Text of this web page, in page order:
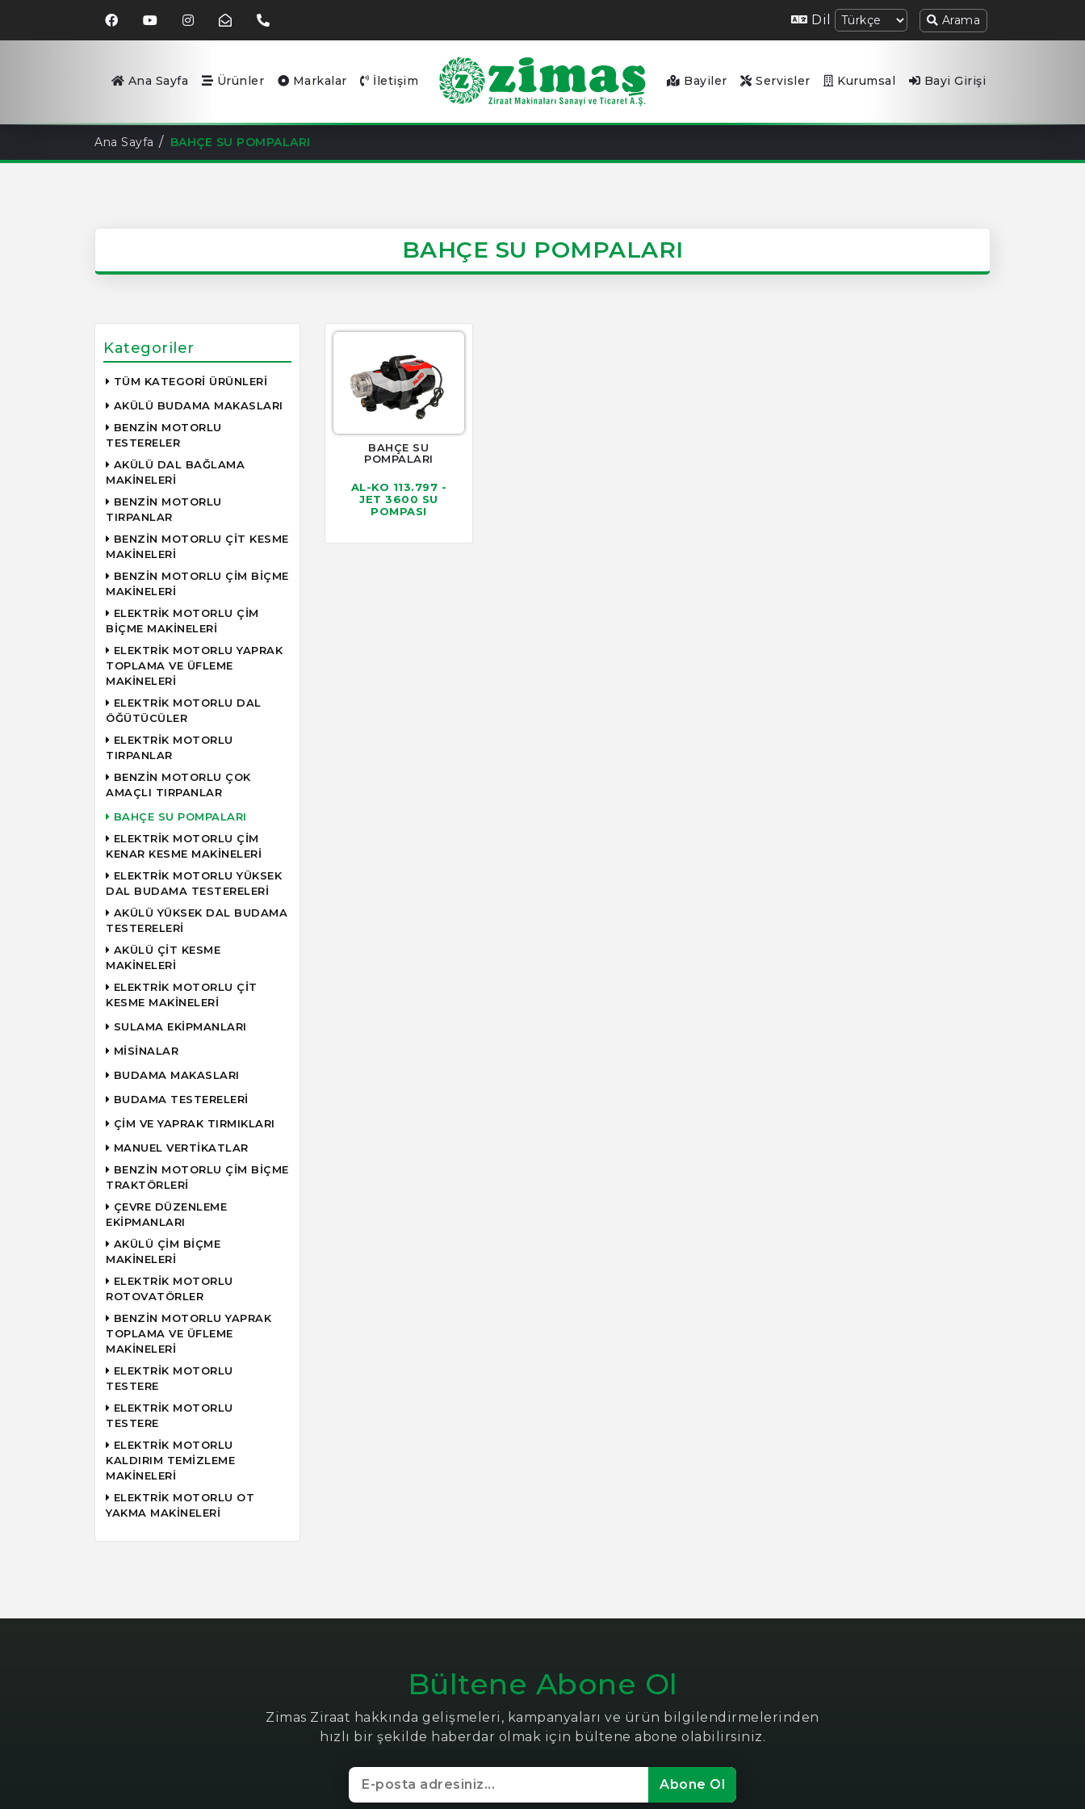
Dil Arama
Ana Sayfa Ürünler Markalar İletişim Bayiler Servisler Kurumsal Bayi Girişi
Ana Sayfa BAHÇE SU POMPALARI
BAHÇE SU POMPALARI
Kategoriler
TÜM KATEGORİ ÜRÜNLERİ
AKÜLÜ BUDAMA MAKASLARI
BENZİN MOTORLU
TESTERELER
AKÜLÜ DAL BAĞLAMA
MAKİNELERİ
BENZİN MOTORLU
TIRPANLAR
BENZİN MOTORLU ÇİT KESME
MAKİNELERİ
BENZİN MOTORLU ÇİM BİÇME
MAKİNELERİ
ELEKTRİK MOTORLU ÇİM
BİÇME MAKİNELERİ
ELEKTRİK MOTORLU YAPRAK
TOPLAMA VE ÜFLEME
MAKİNELERİ
ELEKTRİK MOTORLU DAL
ÖĞÜTÜCÜLER
ELEKTRİK MOTORLU
TIRPANLAR
BENZİN MOTORLU ÇOK
AMAÇLI TIRPANLAR
BAHÇE SU POMPALARI
ELEKTRİK MOTORLU ÇİM
KENAR KESME MAKİNELERİ
ELEKTRİK MOTORLU YÜKSEK
DAL BUDAMA TESTERELERİ
AKÜLÜ YÜKSEK DAL BUDAMA
TESTERELERİ
AKÜLÜ ÇİT KESME
MAKİNELERİ
ELEKTRİK MOTORLU ÇİT
KESME MAKİNELERİ
SULAMA EKİPMANLARI
MİSİNALAR
BUDAMA MAKASLARI
BUDAMA TESTERELERİ
ÇİM VE YAPRAK TIRMIKLARI
MANUEL VERTİKATLAR
BENZİN MOTORLU ÇİM BİÇME
TRAKTÖRLERİ
ÇEVRE DÜZENLEME
EKİPMANLARI
AKÜLÜ ÇİM BİÇME
MAKİNELERİ
ELEKTRİK MOTORLU
ROTOVATÖRLER
BENZİN MOTORLU YAPRAK
TOPLAMA VE ÜFLEME
MAKİNELERİ
ELEKTRİK MOTORLU
TESTERE
ELEKTRİK MOTORLU
TESTERE
ELEKTRİK MOTORLU
KALDIRIM TEMİZLEME
MAKİNELERİ
ELEKTRİK MOTORLU OT
YAKMA MAKİNELERİ
BAHÇE SU
POMPALARI
AL-KO 113.797 -
JET 3600 SU
POMPASI
Bültene Abone Ol
Zimas Ziraat hakkında gelişmeleri, kampanyaları ve ürün bilgilendirmelerinden
hızlı bir şekilde haberdar olmak için bültene abone olabilirsiniz.
Abone Ol